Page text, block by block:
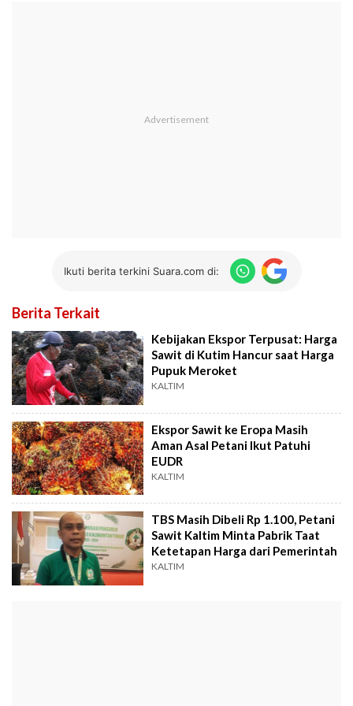
Ikuti berita terkini Suara.com di:
Berita Terkait
Kebijakan Ekspor Terpusat: Harga
Sawit di Kutim Hancur saat Harga
Pupuk Meroket
KALTIM
Ekspor Sawit ke Eropa Masih
Aman Asal Petani Ikut Patuhi
EUDR
KALTIM
TBS Masih Dibeli Rp 1.100, Petani
Sawit Kaltim Minta Pabrik Taat
Ketetapan Harga dari Pemerintah
KALTIM